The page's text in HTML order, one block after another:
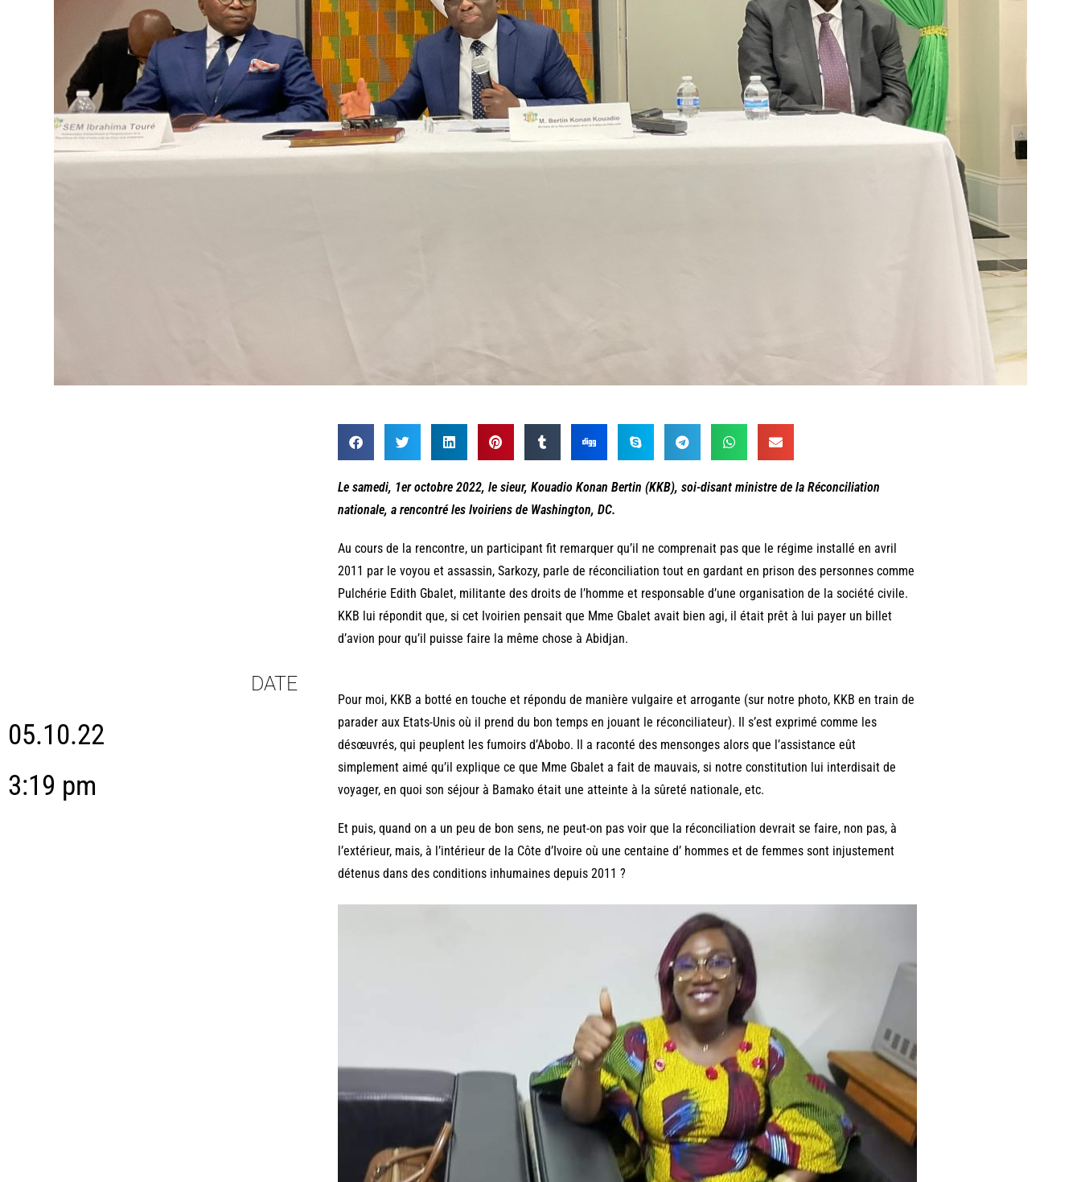
DATE
05.10.22
3:19 pm
Le samedi, 1er octobre 2022, le sieur, Kouadio Konan Bertin (KKB), soi-disant ministre de la Réconciliation
nationale, a rencontré les Ivoiriens de Washington, DC.
Au cours de la rencontre, un participant fit remarquer qu’il ne comprenait pas que le régime installé en avril
2011 par le voyou et assassin, Sarkozy, parle de réconciliation tout en gardant en prison des personnes comme
Pulchérie Edith Gbalet, militante des droits de l’homme et responsable d’une organisation de la société civile.
KKB lui répondit que, si cet Ivoirien pensait que Mme Gbalet avait bien agi, il était prêt à lui payer un billet
d’avion pour qu’il puisse faire la même chose à Abidjan.
Pour moi, KKB a botté en touche et répondu de manière vulgaire et arrogante (sur notre photo, KKB en train de
parader aux Etats-Unis où il prend du bon temps en jouant le réconciliateur). Il s’est exprimé comme les
désœuvrés, qui peuplent les fumoirs d’Abobo. Il a raconté des mensonges alors que l’assistance eût
simplement aimé qu’il explique ce que Mme Gbalet a fait de mauvais, si notre constitution lui interdisait de
voyager, en quoi son séjour à Bamako était une atteinte à la sûreté nationale, etc.
Et puis, quand on a un peu de bon sens, ne peut-on pas voir que la réconciliation devrait se faire, non pas, à
l’extérieur, mais, à l’intérieur de la Côte d’Ivoire où une centaine d’ hommes et de femmes sont injustement
détenus dans des conditions inhumaines depuis 2011 ?